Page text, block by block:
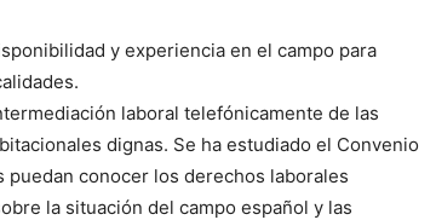
y experiencia en el campo para
laboral telefónicamente de las
dignas. Se ha estudiado el Convenio
puedan conocer los derechos laborales
la situación del campo español y las